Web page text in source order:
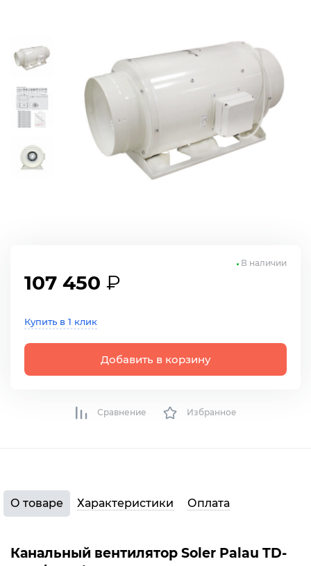
107 450 ₽
Купить в 1 клик
Добавить в корзину
В наличии
Сравнение Избранное
О товаре Характеристики Оплата
Канальный вентилятор Soler Palau TD-